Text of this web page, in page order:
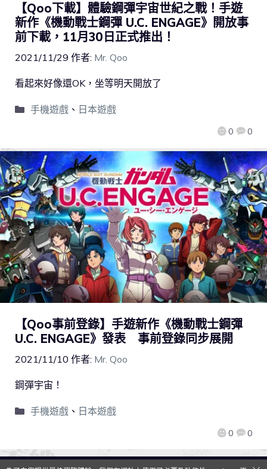
【Qoo下載】體驗鋼彈宇宙世紀之戰！手遊
新作《機動戰士鋼彈 U.C. ENGAGE》開放事
前下載，11月30日正式推出！
2021/11/29 作者: Mr. Qoo
0 0
看起來好像還OK，坐等明天開放了
手機遊戲、 日本遊戲
【Qoo事前登錄】手遊新作《機動戰士鋼彈
U.C. ENGAGE》發表 事前登錄同步展開
2021/11/10 作者: Mr. Qoo
0 0
鋼彈宇宙！
手機遊戲、 日本遊戲